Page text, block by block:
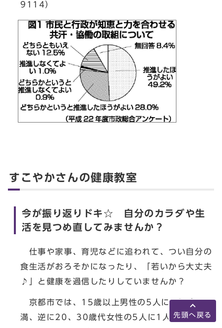
9114）
すこやかさんの健康教室
今が振り返りドキ☆ 自分のカラダや生
活を見つめ直してみませんか？
仕事や家事、育児などに追われて、つい自分の
食生活がおろそかになったり、「若いから大丈夫
♪」と健康を過信したりしていませんか？
京都市では、15歳以上男性の5人に1人が肥
満、逆に20、30歳代女性の5人に1人がやせで
先頭へ戻る